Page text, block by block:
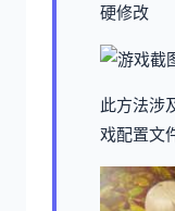
硬修改
此方法涉
戏配置文